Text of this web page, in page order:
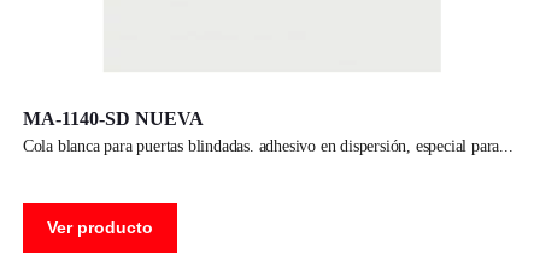
MA-1140-SD NUEVA
cola blanca para puertas blindadas. adhesivo en dispersión, especial para
Ver producto